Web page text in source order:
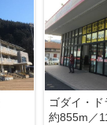
約855m／